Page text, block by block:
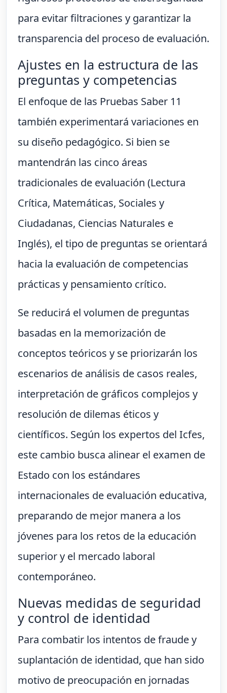
para evitar filtraciones y garantizar la
transparencia del proceso de evaluación.
Ajustes en la estructura de las
preguntas y competencias
El enfoque de las Pruebas Saber 11
también experimentará variaciones en
su diseño pedagógico. Si bien se
mantendrán las cinco áreas
tradicionales de evaluación (Lectura
Crítica, Matemáticas, Sociales y
Ciudadanas, Ciencias Naturales e
Inglés), el tipo de preguntas se orientará
hacia la evaluación de competencias
prácticas y pensamiento crítico.
Se reducirá el volumen de preguntas
basadas en la memorización de
conceptos teóricos y se priorizarán los
escenarios de análisis de casos reales,
interpretación de gráficos complejos y
resolución de dilemas éticos y
científicos. Según los expertos del Icfes,
este cambio busca alinear el examen de
Estado con los estándares
internacionales de evaluación educativa,
preparando de mejor manera a los
jóvenes para los retos de la educación
superior y el mercado laboral
contemporáneo.
Nuevas medidas de seguridad
y control de identidad
Para combatir los intentos de fraude y
suplantación de identidad, que han sido
motivo de preocupación en jornadas